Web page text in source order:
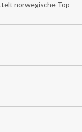
norwegische Top-